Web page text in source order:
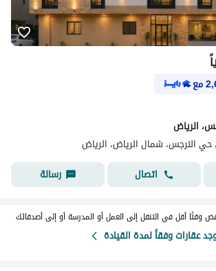
مع
الرياض
النرجس، شمال الرياض، الرياض
اتصال رسالة
وقتًا أقل في التنقل إلى العمل أو المدرسة أو إلى أصدقائك
عقارات وفقاً لمدة القيادة